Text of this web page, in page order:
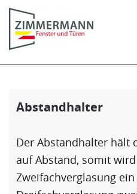
Zum Hauptinhalt
Abstandhalter
Der Abstandhalter hält
auf Abstand, somit
Zweifachverglasung